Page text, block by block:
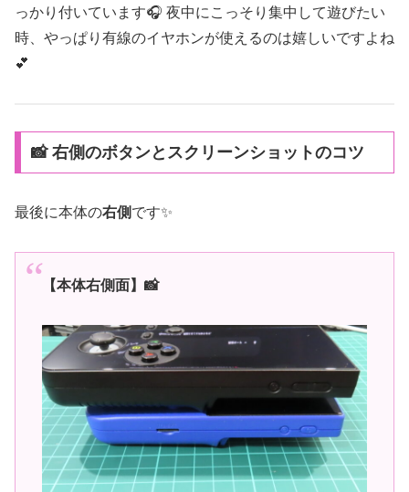
っかり付いています🎧 夜中にこっそり集中して遊びたい
時、やっぱり有線のイヤホンが使えるのは嬉しいですよね
💕
📸 右側のボタンとスクリーンショットのコツ
最後に本体の右側 です✨
【本体右側面】📸